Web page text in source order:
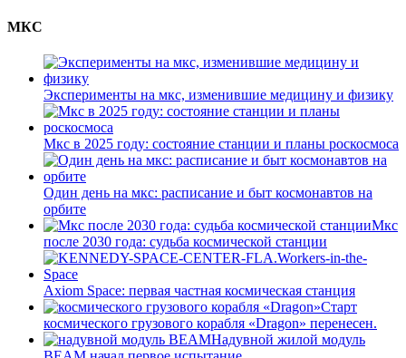
МКС
Эксперименты на мкс, изменившие медицину и физику
Мкс в 2025 году: состояние станции и планы роскосмоса
Один день на мкс: расписание и быт космонавтов на
орбите
Мкс
после 2030 года: судьба космической станции
Axiom Space: первая частная космическая станция
Старт
космического грузового корабля «Dragon» перенесен.
Надувной жилой модуль